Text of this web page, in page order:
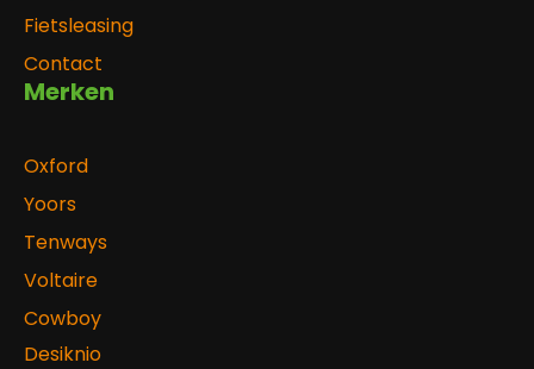
Fietsleasing
Contact
Merken
Oxford
Yoors
Tenways
Voltaire
Cowboy
Desiknio